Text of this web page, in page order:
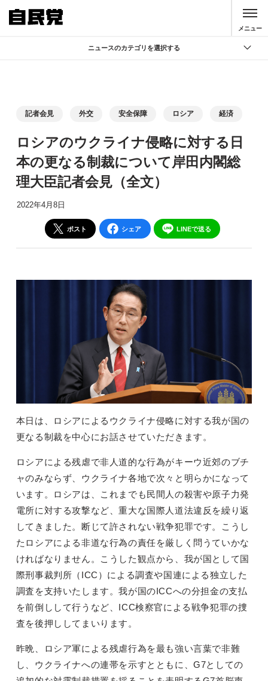
メニュー
ニュースのカテゴリを選択する
記者会見
活動局
記者会見 外交 安全保障 ロシア 経済
ロシアのウクライナ侵略に対する日
本の更なる制裁について岸田内閣総
理大臣記者会見（全文）
2022年4月8日
ポスト シェア LINEで送る
本日は、ロシアによるウクライナ侵略に対する我が国の
更なる制裁を中心にお話させていただきます。
ロシアによる残虐で非人道的な行為がキーウ近郊のブチ
ャのみならず、ウクライナ各地で次々と明らかになって
います。ロシアは、これまでも民間人の殺害や原子力発
電所に対する攻撃など、重大な国際人道法違反を繰り返
してきました。断じて許されない戦争犯罪です。こうし
たロシアによる非道な行為の責任を厳しく問うていかな
ければなりません。こうした観点から、我が国として国
際刑事裁判所（ICC）による調査や国連による独立した
調査を支持いたします。我が国のICCへの分担金の支払
を前倒しして行うなど、ICC検察官による戦争犯罪の捜
査を後押ししてまいります。
昨晩、ロシア軍による残虐行為を最も強い言葉で非難
し、ウクライナへの連帯を示すとともに、G7としての